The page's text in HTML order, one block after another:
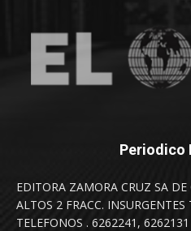
Periodico
EDITORA ZAMORA CRUZ SA
ALTOS 2 FRACC. INSURGENTES
TELEFONOS . 6262241, 6262131